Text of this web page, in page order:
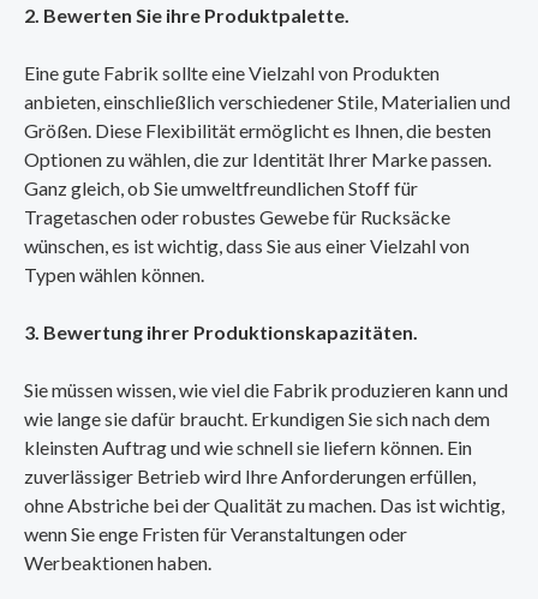
2. Bewerten Sie ihre Produktpalette.
Eine gute Fabrik sollte eine Vielzahl von Produkten
anbieten, einschließlich verschiedener Stile, Materialien und
Größen. Diese Flexibilität ermöglicht es Ihnen, die besten
Optionen zu wählen, die zur Identität Ihrer Marke passen.
Ganz gleich, ob Sie umweltfreundlichen Stoff für
Tragetaschen oder robustes Gewebe für Rucksäcke
wünschen, es ist wichtig, dass Sie aus einer Vielzahl von
Typen wählen können.
3. Bewertung ihrer Produktionskapazitäten.
Sie müssen wissen, wie viel die Fabrik produzieren kann und
wie lange sie dafür braucht. Erkundigen Sie sich nach dem
kleinsten Auftrag und wie schnell sie liefern können. Ein
zuverlässiger Betrieb wird Ihre Anforderungen erfüllen,
ohne Abstriche bei der Qualität zu machen. Das ist wichtig,
wenn Sie enge Fristen für Veranstaltungen oder
Werbeaktionen haben.